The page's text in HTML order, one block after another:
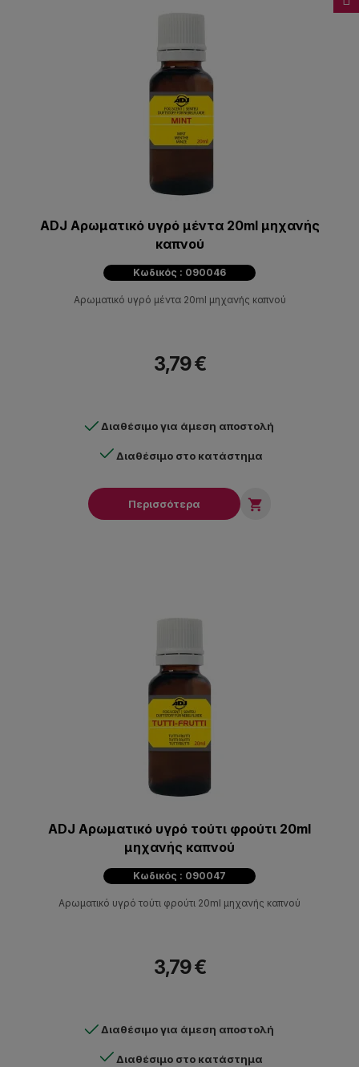
ADJ Αρωματικό υγρό μέντα 20ml μηχανής
καπνού
Κωδικός : 090046
Αρωματικό υγρό μέντα 20ml μηχανής καπνού
3,79 €
Διαθέσιμο για άμεση αποστολή
Διαθέσιμο στο κατάστημα
Περισσότερα 
ADJ Αρωματικό υγρό τούτι φρούτι 20ml
μηχανής καπνού
Κωδικός : 090047
Αρωματικό υγρό τούτι φρούτι 20ml μηχανής καπνού
3,79 €
Διαθέσιμο για άμεση αποστολή
Διαθέσιμο στο κατάστημα